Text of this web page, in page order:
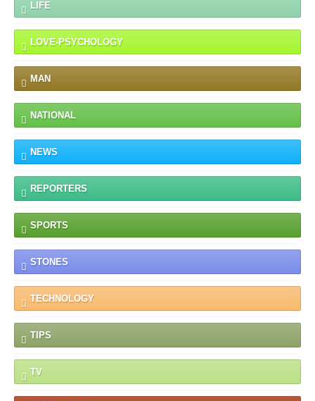
LIFE
LOVE-PSYCHOLOGY
MAN
NATIONAL
NEWS
REPORTERS
SPORTS
STONES
TECHNOLOGY
TIPS
TV